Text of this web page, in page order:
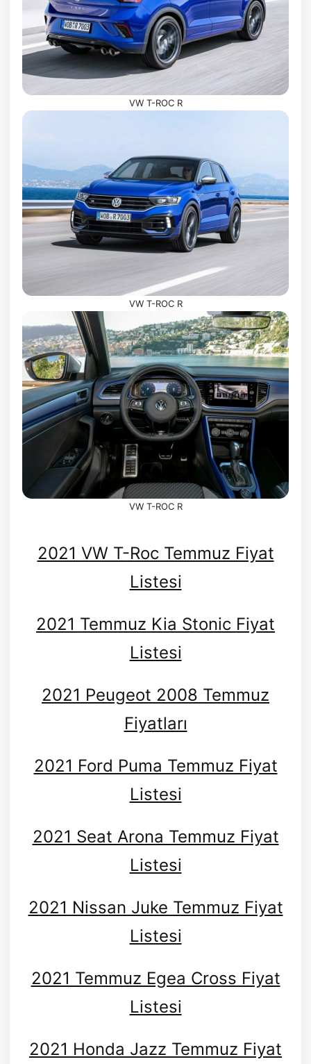
VW T-ROC R
VW T-ROC R
VW T-ROC R
2021 VW T-Roc Temmuz Fiyat
Listesi
2021 Temmuz Kia Stonic Fiyat
Listesi
2021 Peugeot 2008 Temmuz
Fiyatları
2021 Ford Puma Temmuz Fiyat
Listesi
2021 Seat Arona Temmuz Fiyat
Listesi
2021 Nissan Juke Temmuz Fiyat
Listesi
2021 Temmuz Egea Cross Fiyat
Listesi
2021 Honda Jazz Temmuz Fiyat